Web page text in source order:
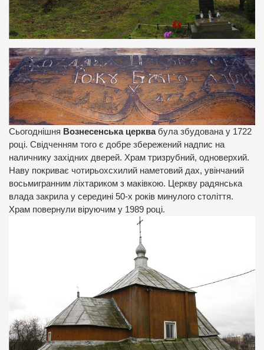
Сьогоднішня Вознесенська церквабула збудована у 1722
році. Свідченням того є добре збережений надпис на
наличнику західних дверей. Храм тризрубний, одноверхий.
Наву покриває чотирьохсхилий наметовий дах, увінчаний
восьмигранним ліхтариком з маківкою. Церкву радянська
влада закрила у середині 50-х років минулого століття.
Храм повернули віруючим у 1989 році.